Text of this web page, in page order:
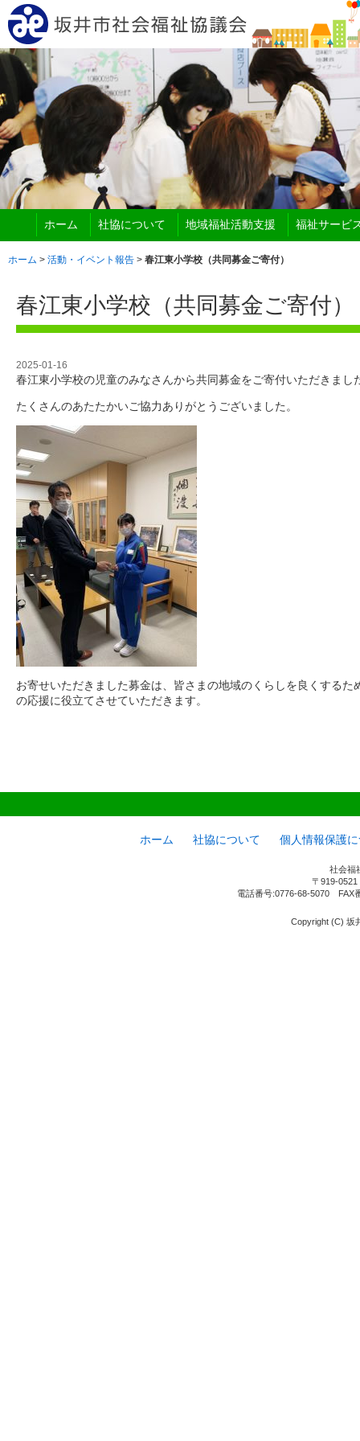
ホーム 社協について 地域福祉活動支援 福祉サービ
ホーム > 活動・イベント報告 > 春江東小学校（共同募金ご寄付）
春江東小学校（共同募金ご寄付）
2025-01-16
春江東小学校の児童のみなさんから共同募金をご寄付いただきまし
たくさんのあたたかいご協力ありがとうございました。
お寄せいただきました募金は、皆さまの地域のくらしを良くするた
の応援に役立てさせていただきます。
ホーム 社協について 個人情報保護
社会福
〒919-
電話番号:0776-68-5070
Copyright (C) 坂